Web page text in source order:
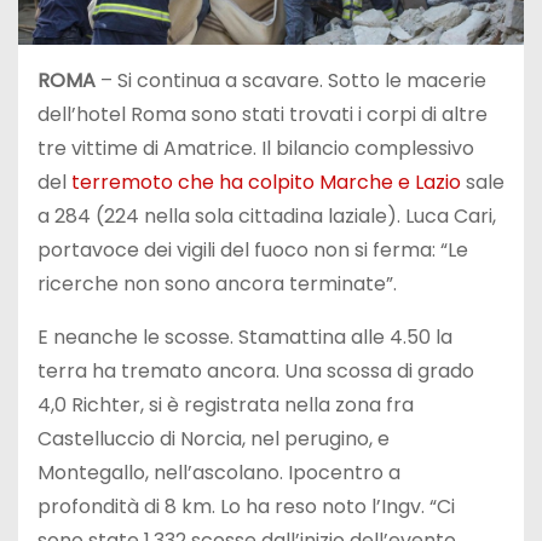
ROMA – Si continua a scavare. Sotto le macerie
dell’hotel Roma sono stati trovati i corpi di altre
tre vittime di Amatrice. Il bilancio complessivo
del terremoto che ha colpito Marche e Laziosale
a 284 (224 nella sola cittadina laziale). Luca Cari,
portavoce dei vigili del fuoco non si ferma: “Le
ricerche non sono ancora terminate”.
E neanche le scosse. Stamattina alle 4.50 la
terra ha tremato ancora. Una scossa di grado
4,0 Richter, si è registrata nella zona fra
Castelluccio di Norcia, nel perugino, e
Montegallo, nell’ascolano. Ipocentro a
profondità di 8 km. Lo ha reso noto l’Ingv. “Ci